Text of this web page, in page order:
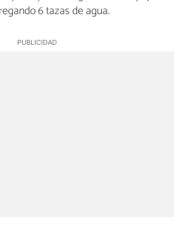
6 tazas de agua.